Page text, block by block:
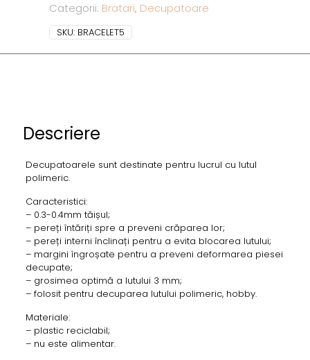
Categorii: Bratari, Decupatoare
SKU: BRACELET5
Descriere
Decupatoarele sunt destinate pentru lucrul cu lutul
polimeric.
Caracteristici:
– 0.3-0.4mm tăișul;
– pereți întăriți spre a preveni crăparea lor;
– pereți interni înclinați pentru a evita blocarea lutului;
– margini îngroșate pentru a preveni deformarea piesei
decupate;
– grosimea optimă a lutului 3 mm;
– folosit pentru decuparea lutului polimeric, hobby.
Materiale:
– plastic reciclabil;
– nu este alimentar.